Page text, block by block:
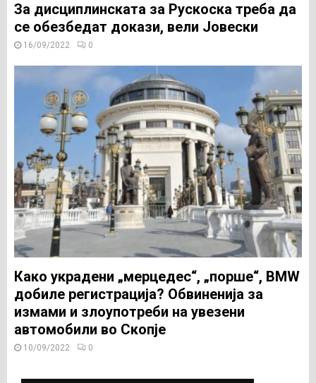
За дисциплинската за Рускоска треба да
се обезбедат докази, вели Јовески
16/09/2022 0
Како украдени „мерцедес“, „порше“, BMW
добиле регистрација? Обвиненија за
измами и злоупотреби на увезени
автомобили во Скопје
10/09/2022 0